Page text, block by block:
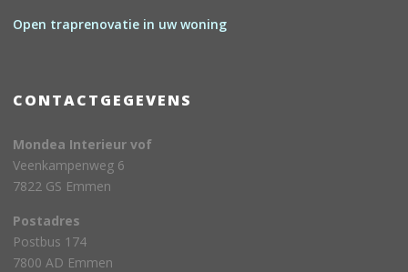
Open traprenovatie in uw woning
CONTACTGEGEVENS
Mondea Interieur vof
Veenkampenweg 6
7822 GS Emmen
Postadres
Postbus 174
7800 AD Emmen